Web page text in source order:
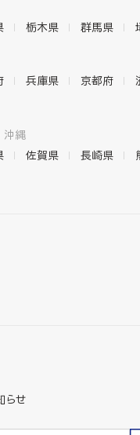
栃木県 群馬県
兵庫県 京都府
沖縄
佐賀県 長崎県
らせ